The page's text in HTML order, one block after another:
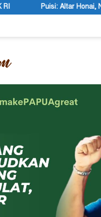
Suci, dan Utusan Langit